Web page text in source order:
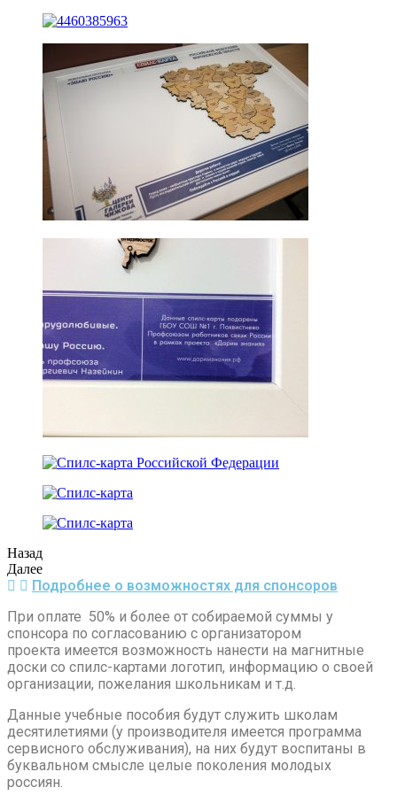
Назад
Далее
Подробнее о возможностях для спонсоров
При оплате 50% и более от собираемой суммы у
спонсора по согласованию с организатором
проекта имеется возможность нанести на магнитные
доски со спилс-картами логотип, информацию о своей
организации, пожелания школьникам и т.д.
Данные учебные пособия будут служить школам
десятилетиями (у производителя имеется программа
сервисного обслуживания), на них будут воспитаны в
буквальном смысле целые поколения молодых
россиян.